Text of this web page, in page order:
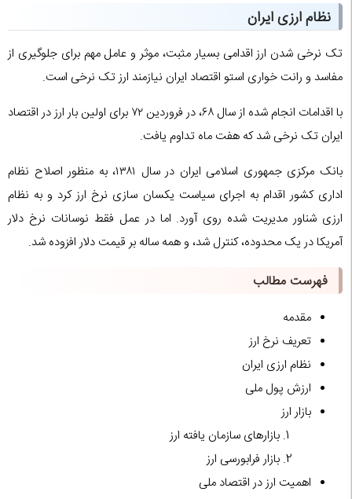
نظام ارزی ایران
تک نرخی شدن ارز اقدامی بسیار مثبت، موثر و عامل مهم برای جلوگیری از
مفاسد و رانت خواری استو اقتصاد ایران نیازمند ارز تک نرخی است.
با اقدامات انجام شده از سال ۶۸، در فروردین ۷۲ برای اولین بار ارز در اقتصاد
ایران تک نرخی شد که هفت ماه تداوم یافت.
بانک مرکزی جمهوری اسلامی ایران در سال ۱۳۸۱، به منظور اصلاح نظام
اداری کشور اقدام به اجرای سیاست یکسان سازی نرخ ارز کرد و به نظام
ارزی شناور مدیریت شده روی آورد. اما در عمل فقط نوسانات نرخ دلار
آمریکا در یک محدوده، کنترل شد، و همه ساله بر قیمت دلار افزوده شد.
فهرست مطالب
مقدمه
تعریف نرخ ارز
نظام ارزی ایران
ارزش پول ملی
بازار ارز
بازارهای سازمان یافته ارز
بازار فرابورسی ارز
اهمیت ارز در اقتصاد ملی